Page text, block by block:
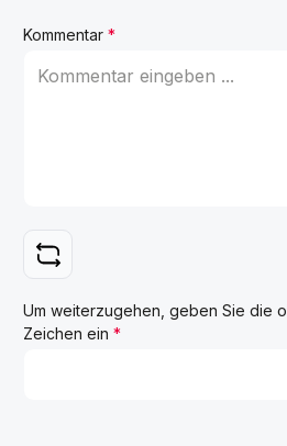
Kommentar *
Um weiterzugehen, geben Sie die
Zeichen ein *